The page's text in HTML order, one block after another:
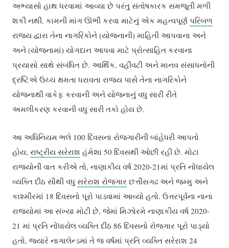
અભ્યાસો હાથ ધરવામાં આવ્યા છે પરંતુ સંતોષકારક સમજૂતી મળી
શકી નથી. કામની માંગ ઊભી કરવા માટેનું એક મહત્વપૂર્ણપરિબળ
રાજ્ય દ્વારા તેના નાગરિકોને (યોજનાની) માહિતી આપવાના અને
અને (યોજનામાં) યોગદાન આપવા માટે પ્રોત્સાહિત કરવાના
પ્રયાસો સાથે સંબંધિત છે. આર્થિક, વહીવટી અને માનવ સંસાધનોની
દ્રષ્ટિએ ઉચ્ચ ક્ષમતા ધરાવતા રાજ્ય પાસે તેના નાગરિકોને
યોજનાથી વાકેફ કરવાની અને યોજનાનું વધુ સારી રીતે
અમલીકરણ કરવાની વધુ સારી તકો હોય છે.
આ અધિનિયમ ભલે 100 દિવસના રોજગારીની બાંહેધરી આપતો
હોય,રાષ્ટ્રીય સરેરાશ હંમેશા 50 દિવસથી ઓછી રહી છે. મોટા
રાજ્યોની વાત કરીએ તો, નાણાકીય વર્ષ 2020-21માં પ્રતિ નોંધાયેલ
વ્યક્તિ દીઠ સૌથી વધુસરેરાશ રોજગાર છત્તીસગઢ અને જમ્મુ અને
કાશ્મીરમાં 18 દિવસનો પૂરો પાડવામાં આવ્યો હતો. ઉત્તરપૂર્વના નાના
રાજ્યોમાં આ સંખ્યા મોટી છે, જેમાં મિઝોરમે નાણાકીય વર્ષ 2020-
21 માં પ્રતિ નોંધાયેલ વ્યક્તિ દીઠ 86 દિવસનો રોજગાર પૂરો પાડ્યો
હતો, જ્યારે નાગાલેન્ડમાં તે જ વર્ષમાં પ્રતિ વ્યક્તિ સરેરાશ 24